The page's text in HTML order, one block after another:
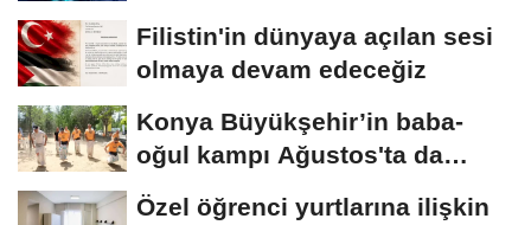
Filistin'in dünyaya açılan sesi
olmaya devam edeceğiz
Konya Büyükşehir’in baba-
oğul kampı Ağustos'ta da
sürecek
Özel öğrenci yurtlarına ilişkin